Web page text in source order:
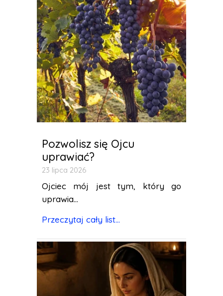
Pozwolisz się Ojcu
uprawiać?
23 lipca 2026
Ojciec mój jest tym, który go
uprawia...
Przeczytaj cały list...